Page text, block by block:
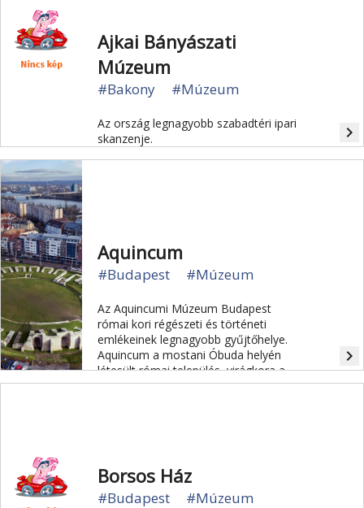
Ajkai Bányászati
Múzeum
#Bakony #Múzeum
Az ország legnagyobb szabadtéri ipari
skanzenje.
navigate_next
Aquincum
#Budapest #Múzeum
Az Aquincumi Múzeum Budapest
római kori régészeti és történeti
emlékeinek legnagyobb gyűjtőhelye.
Aquincum a mostani Óbuda helyén
létesült római település, virágkora a
második harmadik századra esett,
navigate_next
Borsos Ház
#Budapest #Múzeum